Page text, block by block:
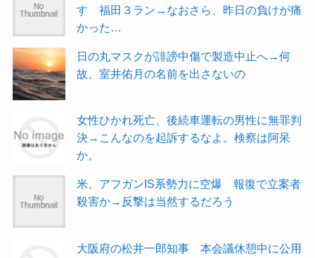
す 福田３ラン→なおさら、昨日の負けが痛
かった…
日の丸マスクが誹謗中傷で製造中止へ→何
故、室井佑月の名前を出さないの
女性ひかれ死亡、後続車運転の男性に無罪判
決→こんなのを起訴するなよ。検察は阿呆
か。
米、アフガンIS系勢力に空爆 報復で立案者
殺害か→反撃は当然するだろう
大阪府の松井一郎知事 本会議休憩中に公用